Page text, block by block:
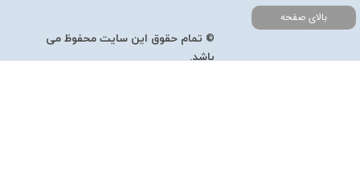
© تمام حقوق این سایت محفوظ می
باشد.
بالای صفحه